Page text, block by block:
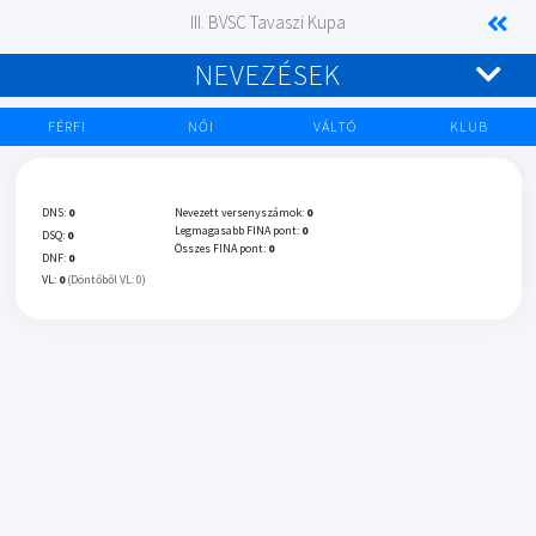
III. BVSC Tavaszi Kupa
NEVEZÉSEK
FÉRFI NŐI VÁLTÓ KLUB
DNS: 0
DSQ: 0
DNF: 0
VL: 0 (Döntőből VL: 0)
Nevezett versenyszámok: 0
Legmagasabb FINA pont: 0
Összes FINA pont: 0